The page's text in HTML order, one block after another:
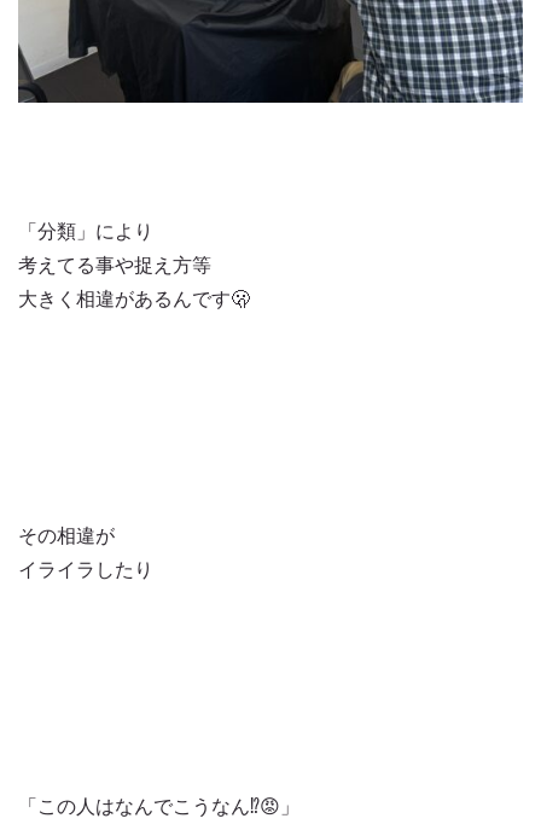
「分類」により
考えてる事や捉え方等
大きく相違があるんです🫢
その相違が
イライラしたり
「この人はなんでこうなん⁉️😡」